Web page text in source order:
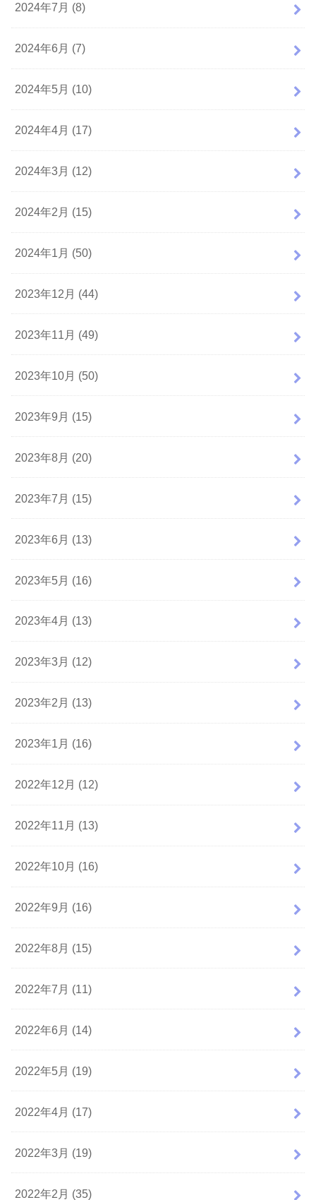
2024年7月 (8)
2024年6月 (7)
2024年5月 (10)
2024年4月 (17)
2024年3月 (12)
2024年2月 (15)
2024年1月 (50)
2023年12月 (44)
2023年11月 (49)
2023年10月 (50)
2023年9月 (15)
2023年8月 (20)
2023年7月 (15)
2023年6月 (13)
2023年5月 (16)
2023年4月 (13)
2023年3月 (12)
2023年2月 (13)
2023年1月 (16)
2022年12月 (12)
2022年11月 (13)
2022年10月 (16)
2022年9月 (16)
2022年8月 (15)
2022年7月 (11)
2022年6月 (14)
2022年5月 (19)
2022年4月 (17)
2022年3月 (19)
2022年2月 (35)